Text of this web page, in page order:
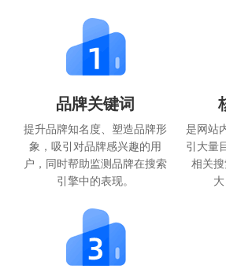
品牌关键词
提升品牌知名度、塑造品牌形
象，吸引对品牌感兴趣的用
户，同时帮助监测品牌在搜索
引擎中的表现。
是网站
引大量
相关